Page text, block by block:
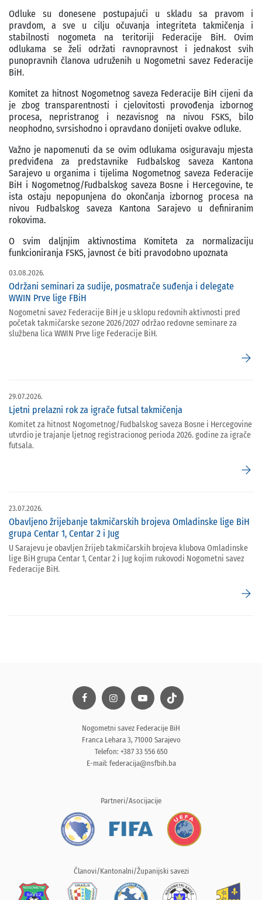
Odluke su donesene postupajući u skladu sa pravom i
pravdom, a sve u cilju očuvanja integriteta takmičenja i
stabilnosti nogometa na teritoriji Federacije BiH. Ovim
odlukama se želi održati ravnopravnost i jednakost svih
punopravnih članova udruženih u Nogometni savez Federacije
BiH.
Komitet za hitnost Nogometnog saveza Federacije BiH cijeni da
je zbog transparentnosti i cjelovitosti provođenja izbornog
procesa, nepristranog i nezavisnog na nivou FSKS, bilo
neophodno, svrsishodno i opravdano donijeti ovakve odluke.
Važno je napomenuti da se ovim odlukama osiguravaju mjesta
predviđena za predstavnike Fudbalskog saveza Kantona
Sarajevo u organima i tijelima Nogometnog saveza Federacije
BiH i Nogometnog/Fudbalskog saveza Bosne i Hercegovine, te
ista ostaju nepopunjena do okončanja izbornog procesa na
nivou Fudbalskog saveza Kantona Sarajevo u definiranim
rokovima.
O svim daljnjim aktivnostima Komiteta za normalizaciju
funkcioniranja FSKS, javnost će biti pravodobno upoznata
03.08.2026.
Održani seminari za sudije, posmatrače suđenja i delegate
WWIN Prve lige FBiH
Nogometni savez Federacije BiH je u sklopu redovnih aktivnosti pred
početak takmičarske sezone 2026/2027 održao redovne seminare za
službena lica WWIN Prve lige Federacije BiH.
arrow_forward
29.07.2026.
Ljetni prelazni rok za igrače futsal takmičenja
Komitet za hitnost Nogometnog/Fudbalskog saveza Bosne i Hercegovine
utvrdio je trajanje ljetnog registracionog perioda 2026. godine za igrače
futsala.
arrow_forward
23.07.2026.
Obavljeno žrijebanje takmičarskih brojeva Omladinske lige BiH
grupa Centar 1, Centar 2 i Jug
U Sarajevu je obavljen žrijeb takmičarskih brojeva klubova Omladinske
lige BiH grupa Centar 1, Centar 2 i Jug kojim rukovodi Nogometni savez
Federacije BiH.
arrow_forward
Nogometni savez Federacije BiH
Franca Lehara 3, 71000 Sarajevo
Telefon: +387 33 556 650
E-mail: federacija@nsfbih.ba
Partneri/Asocijacije
Članovi/Kantonalni/Županijski savezi